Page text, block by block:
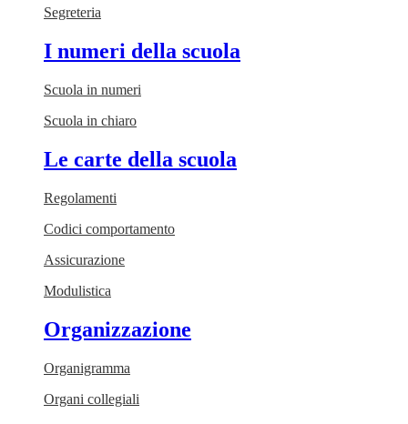
Segreteria
I numeri della scuola
Scuola in numeri
Scuola in chiaro
Le carte della scuola
Regolamenti
Codici comportamento
Assicurazione
Modulistica
Organizzazione
Organigramma
Organi collegiali